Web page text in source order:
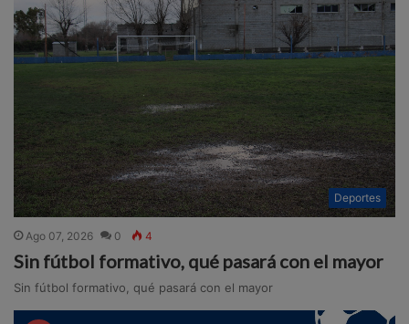
Deportes
Ago 07, 2026 0 4
Sin fútbol formativo, qué pasará con el mayor
Sin fútbol formativo, qué pasará con el mayor